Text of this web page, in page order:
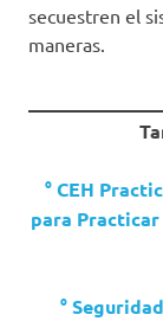
secuestren el
maneras.
° CEH
para
°